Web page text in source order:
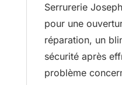
Serrurerie
pour une
réparation, un
sécurité après
problème